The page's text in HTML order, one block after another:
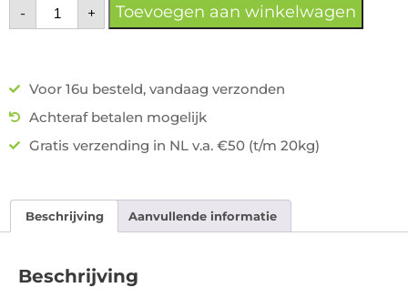
- + Toevoegen aan winkelwagen
Voor 16u besteld, vandaag verzonden
Achteraf betalen mogelijk
Gratis verzending in NL v.a. €50 (t/m 20kg)
Beschrijving Aanvullende informatie
Beschrijving